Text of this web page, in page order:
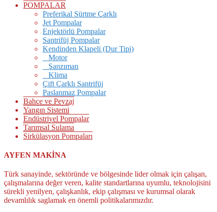
POMPALAR
Preferikal Sürtme Çarklı
Jet Pompalar
Enjektörlü Pompalar
Santrifüj Pompalar
Kendinden Klapeli (Dur Tipi)
Motor
Şanzıman
Klima
Çift Çarklı Santrifüj
Paslanmaz Pompalar
Bahçe ve Peyzaj
Yangın Sistemi
Endüstriyel Pompalar
Tarımsal Sulama
Sirkülasyon Pompaları
AYFEN MAKİNA
Türk sanayinde, sektöründe ve bölgesinde lider olmak için çalışan,
çalışmalarına değer veren, kalite standartlarına uyumlu, teknolojisini
sürekli yenilyen, çalışkanlık, ekip çalışması ve kurumsal olarak
devamlılık saglamak en önemli politikalarımızdır.